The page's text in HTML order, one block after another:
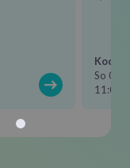
So
11:00